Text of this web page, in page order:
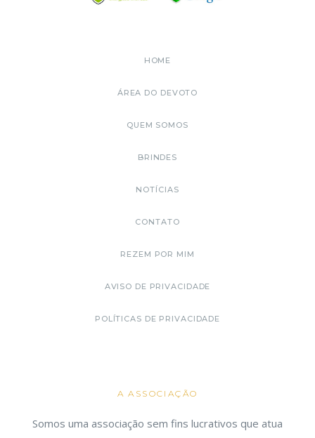
HOME
ÁREA DO DEVOTO
QUEM SOMOS
BRINDES
NOTÍCIAS
CONTATO
REZEM POR MIM
AVISO DE PRIVACIDADE
POLÍTICAS DE PRIVACIDADE
A ASSOCIAÇÃO
Somos uma associação sem fins lucrativos que atua